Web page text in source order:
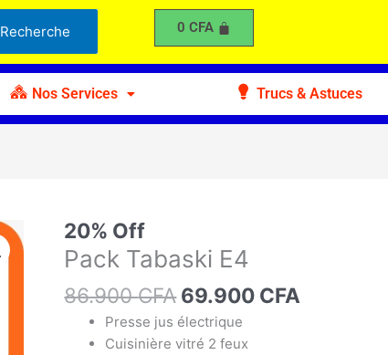
Recherche 0 CFA
Nos Services Trucs & Astuces
20% Off
Pack Tabaski E4
86.900CFA
prix
initial
était :
86.900 CFA.
69.900 CFA
Presse jus électrique
Cuisinière vitré 2 feux
quantité
de
Pack
Tabaski
était :
86.900 CFA.
est :